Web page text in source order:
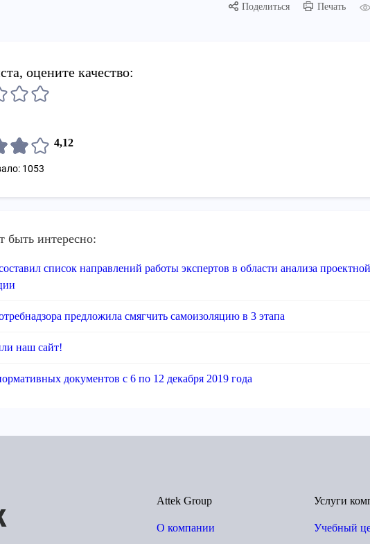
Поделиться Печать
оцените качество:
4,12
1053
быть интересно:
список направлений работы экспертов в области анализа проектной
предложила смягчить самоизоляцию в 3 этапа
наш сайт!
документов с 6 по 12 декабря 2019 года
Attek Group
О компании
Услуги
Учебный